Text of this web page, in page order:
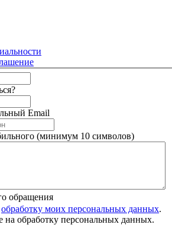
Email
(минимум 10 символов)
обращения
обработку моих персональных данных.
на обработку персональных данных.